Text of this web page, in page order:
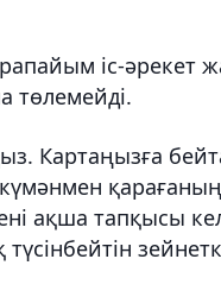
іс-әрекет
төлемейді.
Картаңызға
күмәнмен
ақша тапқысы